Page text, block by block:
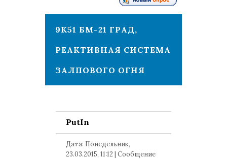
9К51 БМ-21 ГРАД,
РЕАКТИВНАЯ СИСТЕМА
ЗАЛПОВОГО ОГНЯ
PutIn
Дата: Понедельник,
23.03.2015, 11:12 | Сообщение